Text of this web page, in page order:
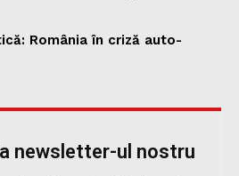
România în criză auto-
newsletter-ul nostru